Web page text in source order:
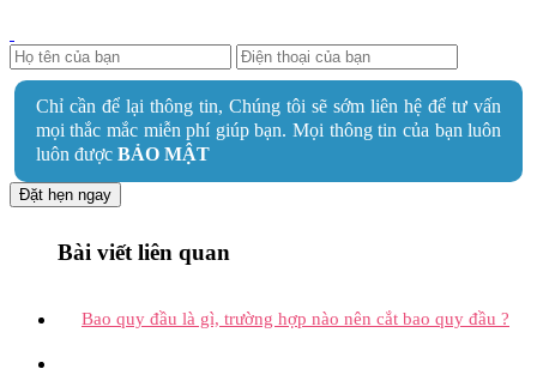
Chỉ cần để lại thông tin, Chúng tôi sẽ sớm liên hệ để tư vấn
mọi thắc mắc miễn phí giúp bạn. Mọi thông tin của bạn luôn
luôn được BẢO MẬT
Đặt hẹn ngay
Bài viết liên quan
Bao quy đầu là gì, trường hợp nào nên cắt bao quy đầu ?